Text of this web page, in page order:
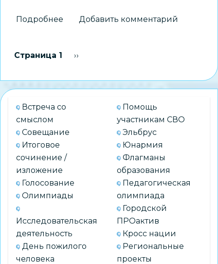
Подробнее
память
Добавить комментарий
Нумерация
Страница 1 Следующая страница
››
Встреча со
смыслом
Совещание
Итоговое
сочинение /
изложение
Голосование
Олимпиады
Исследовательская
деятельность
День пожилого
человека
Помощь
участникам СВО
Эльбрус
Юнармия
Флагманы
образования
Педагогическая
олимпиада
Городской
ПРОактив
Кросс нации
Региональные
проекты